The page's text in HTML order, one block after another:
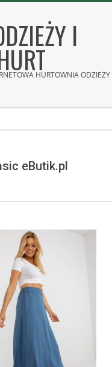
I
HURTOWNIA ODZIEŻY
eButik.pl